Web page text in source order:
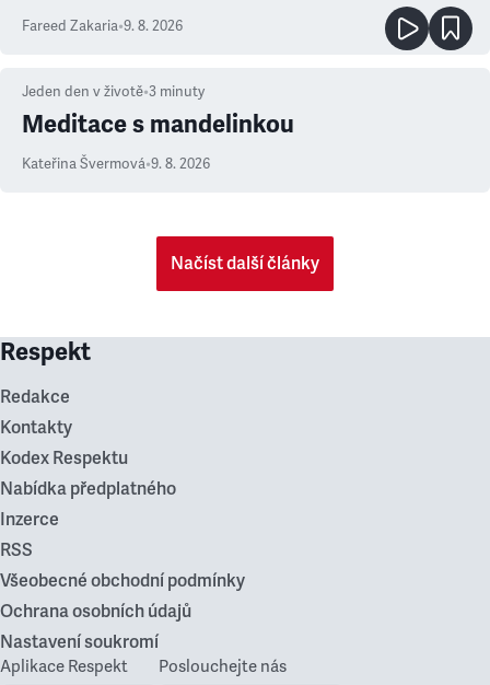
Fareed Zakaria•9. 8. 2026
Jeden den v životě•3 minuty
Meditace s mandelinkou
Kateřina Švermová•9. 8. 2026
Načíst další články
Respekt
Redakce
Kontakty
Kodex Respektu
Nabídka předplatného
Inzerce
RSS
Všeobecné obchodní podmínky
Ochrana osobních údajů
Nastavení soukromí
Aplikace Respekt Poslouchejte nás